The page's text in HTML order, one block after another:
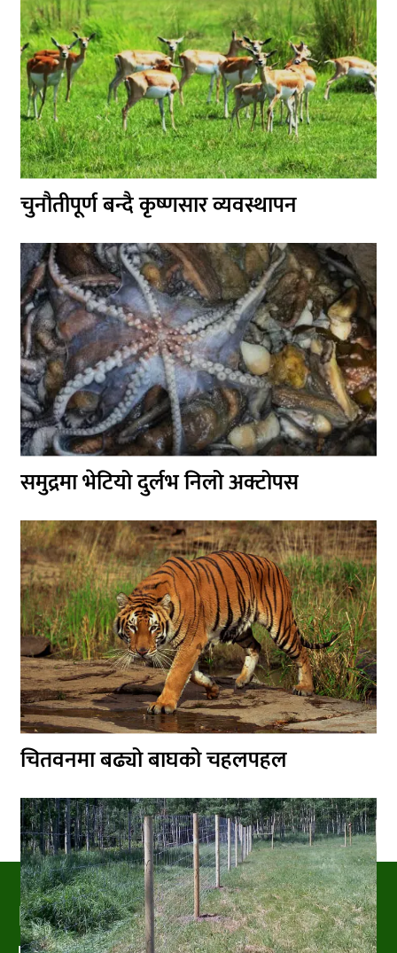
चुनौतीपूर्ण बन्दै कृष्णसार व्यवस्थापन
समुद्रमा भेटियो दुर्लभ निलो अक्टोपस
चितवनमा बढ्यो बाघको चहलपहल
PRAKRITIPRESS